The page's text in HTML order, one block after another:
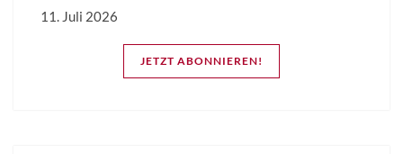
11. Juli 2026
JETZT ABONNIEREN!